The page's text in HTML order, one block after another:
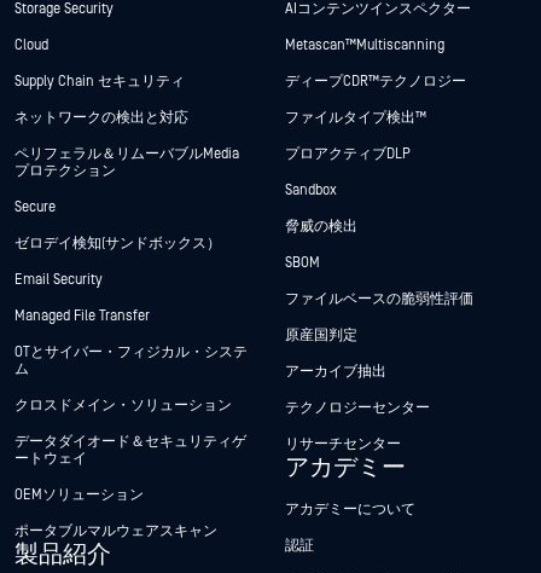
Storage Security
Cloud
Supply Chain セキュリティ
ネットワークの検出と対応
ペリフェラル＆リムーバブルMedia
プロテクション
Secure
ゼロデイ検知(サンドボックス）
Email Security
Managed File Transfer
OTとサイバー・フィジカル・システ
ム
クロスドメイン・ソリューション
データダイオード＆セキュリティゲ
ートウェイ
OEMソリューション
ポータブルマルウェアスキャン
製品紹介
AIコンテンツインスペクター
Metascan™ Multiscanning
ディープCDR™テクノロジー
ファイルタイプ検出™
プロアクティブDLP
Sandbox
脅威の検出
SBOM
ファイルベースの脆弱性評価
原産国判定
アーカイブ抽出
テクノロジーセンター
リサーチセンター
アカデミー
アカデミーについて
認証